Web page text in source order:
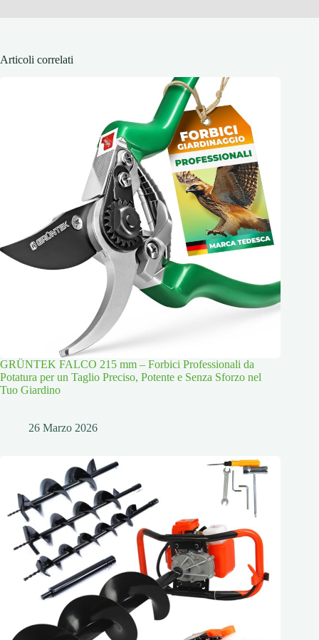
Articoli correlati
GRÜNTEK FALCO 215 mm – Forbici Professionali da
Potatura per un Taglio Preciso, Potente e Senza Sforzo nel
Tuo Giardino
26 Marzo 2026